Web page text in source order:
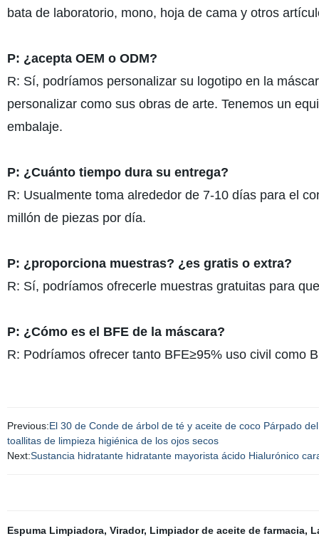
bata de laboratorio, mono, hoja de cama y otros
P: ¿acepta OEM o ODM?
R: Sí, podríamos personalizar su logotipo en la
personalizar como sus obras de arte. Tenemos un
embalaje.
P: ¿Cuánto tiempo dura su entrega?
R: Usualmente toma alrededor de 7-10 días para el
millón de piezas por día.
P: ¿proporciona muestras? ¿es gratis o extra?
R: Sí, podríamos ofrecerle muestras gratuitas para
P: ¿Cómo es el BFE de la máscara?
R: Podríamos ofrecer tanto BFE≥95% uso civil como
Previous:El 30 de Conde de árbol de té y aceite de coco Párpado
toallitas de limpieza higiénica de los ojos secos
Next:Sustancia hidratante hidratante mayorista ácido Hialurónico
Espuma Limpiadora, Virador, Limpiador de aceite de farmacia,